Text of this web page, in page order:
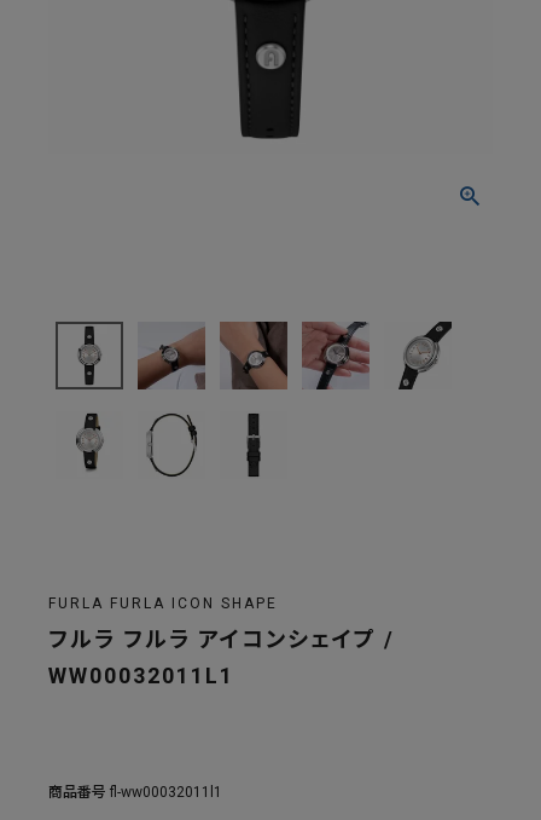
FURLA FURLA ICON SHAPE
フルラ フルラ アイコンシェイプ /
WW00032011L1
商品番号 fl-ww00032011l1